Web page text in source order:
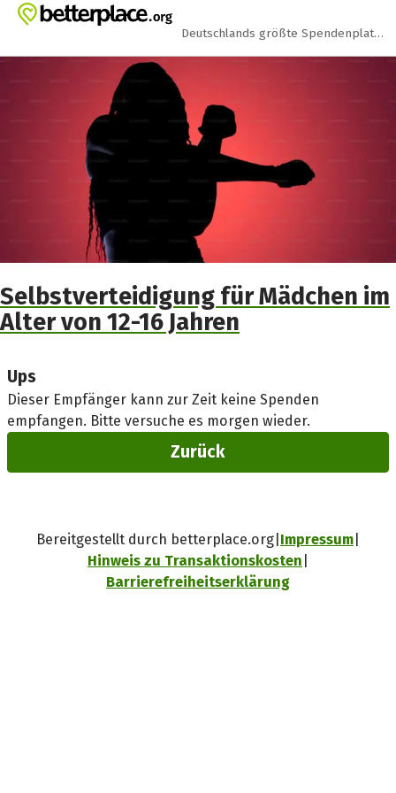
Zum Hauptinhalt springen
Erklärung zur Barrierefreiheit anzeigen
Deutschlands größte Spendenplattform
Selbstverteidigung für Mädchen im
Alter von 12-16 Jahren
Ups
Dieser Empfänger kann zur Zeit keine Spenden
empfangen. Bitte versuche es morgen wieder.
Zurück
Bereitgestellt durch betterplace.org Impressum
Hinweis zu Transaktionskosten
Barrierefreiheitserklärung